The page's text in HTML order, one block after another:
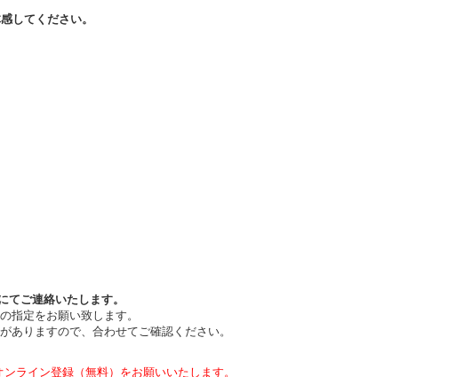
してください。
てご連絡いたします。
定をお願い致します。
りますので、合わせてご確認ください。
ライン登録（無料）をお願いいたします。